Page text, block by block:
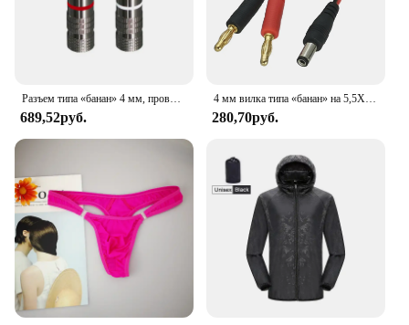
Applicable People: Audio enthusiasts,
professionals, and DIYers seeking reliable audio
connections
|Wholesale|
**Enhanced Audio Experience**
The FosPower Banana Plugs are designed to provide
an exceptional audio experience by ensuring a
secure and reliable connection between your audio
cables and equipment. The high-grade, corrosion-
resistant brass material ensures durability and
longevity, while the gold-plated finish offers
superior conductivity. This means that whether
you're a professional sound engineer or an audio
enthusiast, the FosPower Banana Plugs will deliver
689,52руб. 280,70руб.